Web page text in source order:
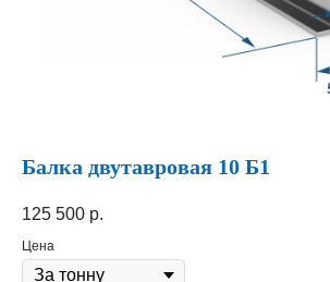
Балка двутавровая 10 Б1
125 500 р.
Цена